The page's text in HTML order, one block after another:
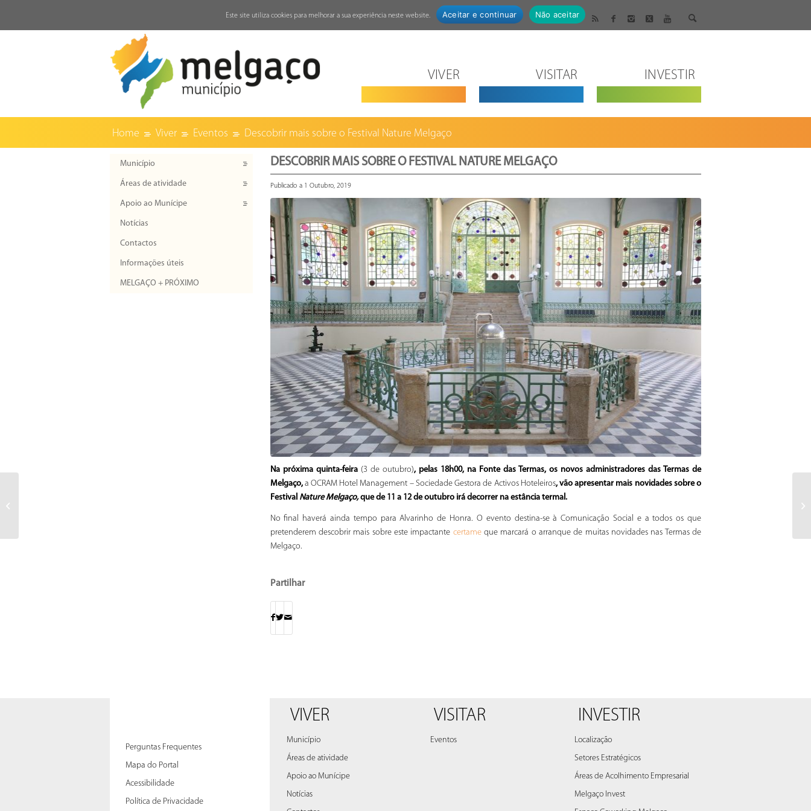
VIVER VISITAR INVESTIR
Home Viver Eventos Descobrir mais sobre o Festival Nature Melgaço
DESCOBRIR MAIS SOBRE O FESTIVAL NATURE MELGAÇO
Publicado a 1 Outubro, 2019
Na próxima quinta-feira (3 de outubro), pelas 18h00, na Fonte das Termas, os novos administradores das Termas de
Melgaço, a OCRAM Hotel Management – Sociedade Gestora de Activos Hoteleiros, vão apresentar mais novidades sobre o
Festival Nature Melgaço,que de 11 a 12 de outubro irá decorrer na estância termal.
No final haverá ainda tempo para Alvarinho de Honra. O evento destina-se à Comunicação Social e a todos os que
pretenderem descobrir mais sobre este impactante certameque marcará o arranque de muitas novidades nas Termas de
Melgaço.
Partilhar
Município
Áreas de atividade
Apoio ao Munícipe
Notícias
Contactos
Informações úteis
MELGAÇO + PRÓXIMO
Perguntas Frequentes
Mapa do Portal
Acessibilidade
Política de Privacidade
VIVER
Município
Áreas de atividade
Apoio ao Munícipe
Notícias
VISITAR
Eventos
INVESTIR
Localização
Setores Estratégicos
Áreas de Acolhimento Empresarial
Melgaço Invest
Este site utiliza cookies para melhorar a sua experiência neste website. Aceitar e continuar Não aceitar